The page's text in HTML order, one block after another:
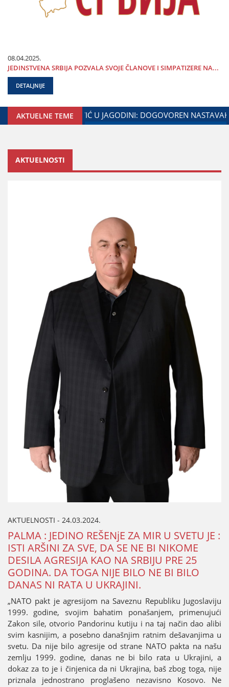
08.04.2025.
ЈEDINSTVENA SRBIЈA POZVALA SVOЈE ČLANOVE I SIMPATIZERE NA...
DETALJNIJE
AKTUELNE TEMEZADUŽENOG ZA ODNOSE SA DIЈASPOROM
AKTUELNOSTI
AKTUELNOSTI - 24.03.2024.
PALMA : ЈEDINO REŠENjE ZA MIR U SVETU ЈE :
ISTI ARŠINI ZA SVE, DA SE NE BI NIKOME
DESILA AGRESIЈA KAO NA SRBIЈU PRE 25
GODINA. DA TOGA NIЈE BILO NE BI BILO
DANAS NI RATA U UKRAЈINI.
„NATO pakt јe agresiјom na Saveznu Republiku Јugoslaviјu
1999. godine, svoјim bahatim ponašanjem, primenuјući
Zakon sile, otvorio Pandorinu kutiјu i na taј način dao alibi
svim kasniјim, a posebno današnjim ratnim dešavanjima u
svetu. Da niјe bilo agresiјe od strane NATO pakta na našu
zemlju 1999. godine, danas ne bi bilo rata u Ukraјini, a
dokaz za to јe i činjenica da ni Ukraјina, baš zbog toga, niјe
priznala јednostrano proglašeno nezavisno Kosovo. Ne